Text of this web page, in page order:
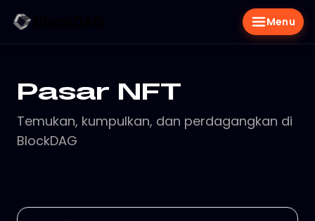
Menu
Pasar NFT
Temukan, kumpulkan, dan perdagangkan di
BlockDAG